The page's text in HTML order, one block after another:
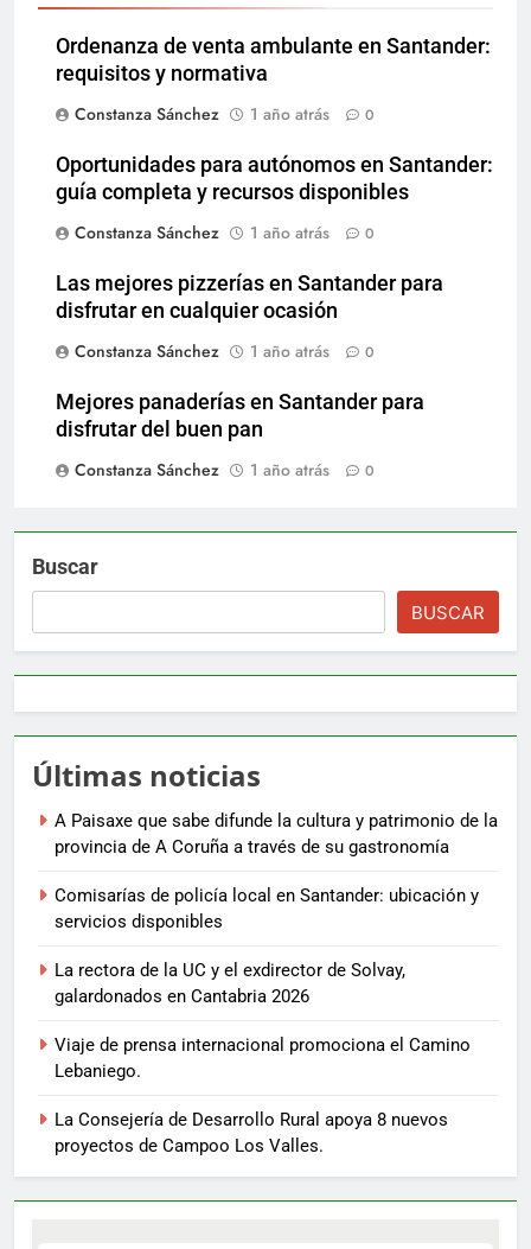
Ordenanza de venta ambulante en Santander:
requisitos y normativa
Constanza Sánchez
1 año atrás 0
Oportunidades para autónomos en Santander:
guía completa y recursos disponibles
Constanza Sánchez
1 año atrás 0
Las mejores pizzerías en Santander para
disfrutar en cualquier ocasión
Constanza Sánchez
1 año atrás 0
Mejores panaderías en Santander para
disfrutar del buen pan
Constanza Sánchez
1 año atrás 0
Buscar
BUSCAR
Últimas noticias
A Paisaxe que sabe difunde la cultura y patrimonio de la
provincia de A Coruña a través de su gastronomía
Comisarías de policía local en Santander: ubicación y
servicios disponibles
La rectora de la UC y el exdirector de Solvay,
galardonados en Cantabria 2026
Viaje de prensa internacional promociona el Camino
Lebaniego.
La Consejería de Desarrollo Rural apoya 8 nuevos
proyectos de Campoo Los Valles.